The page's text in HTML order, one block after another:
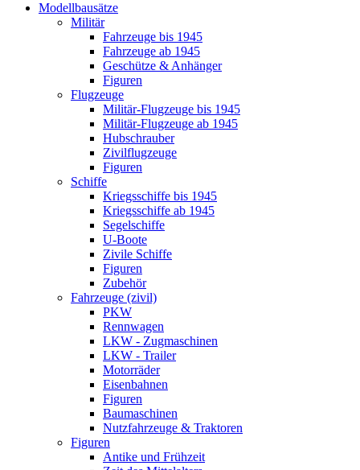
Modellbausätze
Militär
Fahrzeuge bis 1945
Fahrzeuge ab 1945
Geschütze & Anhänger
Figuren
Flugzeuge
Militär-Flugzeuge bis 1945
Militär-Flugzeuge ab 1945
Hubschrauber
Zivilflugzeuge
Figuren
Schiffe
Kriegsschiffe bis 1945
Kriegsschiffe ab 1945
Segelschiffe
U-Boote
Zivile Schiffe
Figuren
Zubehör
Fahrzeuge (zivil)
PKW
Rennwagen
LKW - Zugmaschinen
LKW - Trailer
Motorräder
Eisenbahnen
Figuren
Baumaschinen
Nutzfahrzeuge & Traktoren
Figuren
Antike und Frühzeit